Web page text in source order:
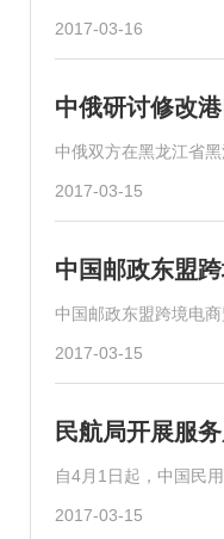
2017-03-16
中俄研讨修改
中俄双方在黑龙江省
2017-03-15
中国邮政东盟
中国邮政东盟跨境电
2017-03-15
民航局开展服
自4月1日起，中国民
2017-03-15